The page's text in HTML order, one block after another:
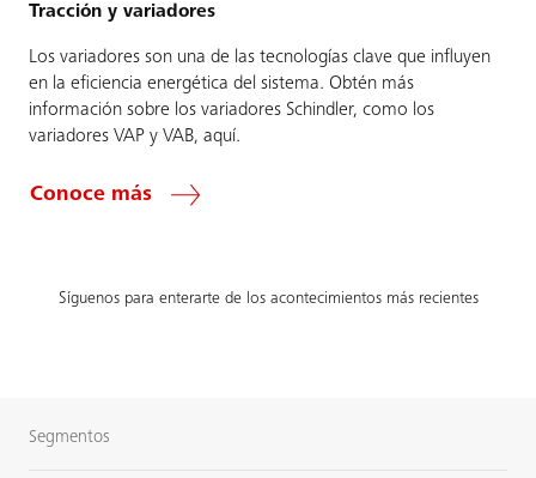
Tracción y variadores
Los variadores son una de las tecnologías clave que influyen
en la eficiencia energética del sistema. Obtén más
información sobre los variadores Schindler, como los
variadores VAP y VAB, aquí.
Conoce más
Síguenos para enterarte de los acontecimientos más recientes
Segmentos